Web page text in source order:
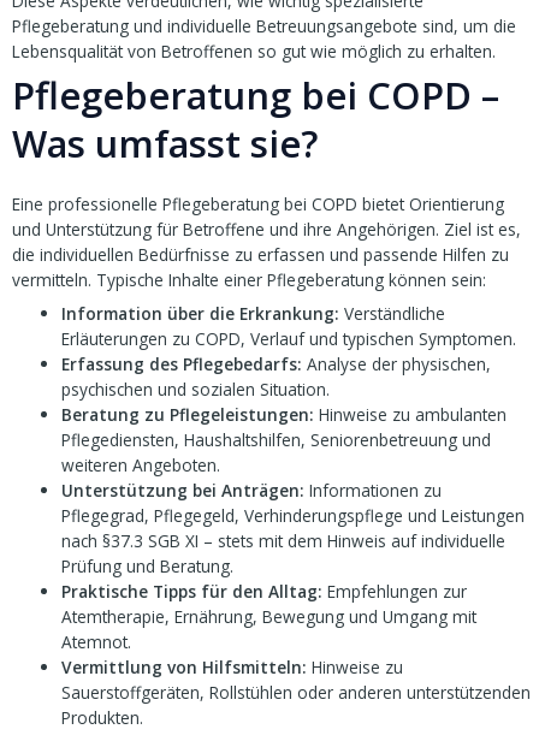
Pflegeberatung und individuelle Betreuungsangebote sind, um die
Lebensqualität von Betroffenen so gut wie möglich zu erhalten.
Pflegeberatung bei COPD –
Was umfasst sie?
Eine professionelle Pflegeberatung bei COPD bietet Orientierung
und Unterstützung für Betroffene und ihre Angehörigen. Ziel ist es,
die individuellen Bedürfnisse zu erfassen und passende Hilfen zu
vermitteln. Typische Inhalte einer Pflegeberatung können sein:
Information über die Erkrankung: Verständliche
Erläuterungen zu COPD, Verlauf und typischen Symptomen.
Erfassung des Pflegebedarfs: Analyse der physischen,
psychischen und sozialen Situation.
Beratung zu Pflegeleistungen: Hinweise zu ambulanten
Pflegediensten, Haushaltshilfen, Seniorenbetreuung und
weiteren Angeboten.
Unterstützung bei Anträgen: Informationen zu
Pflegegrad, Pflegegeld, Verhinderungspflege und Leistungen
nach §37.3 SGB XI – stets mit dem Hinweis auf individuelle
Prüfung und Beratung.
Praktische Tipps für den Alltag: Empfehlungen zur
Atemtherapie, Ernährung, Bewegung und Umgang mit
Atemnot.
Vermittlung von Hilfsmitteln: Hinweise zu
Sauerstoffgeräten, Rollstühlen oder anderen unterstützenden
Produkten.